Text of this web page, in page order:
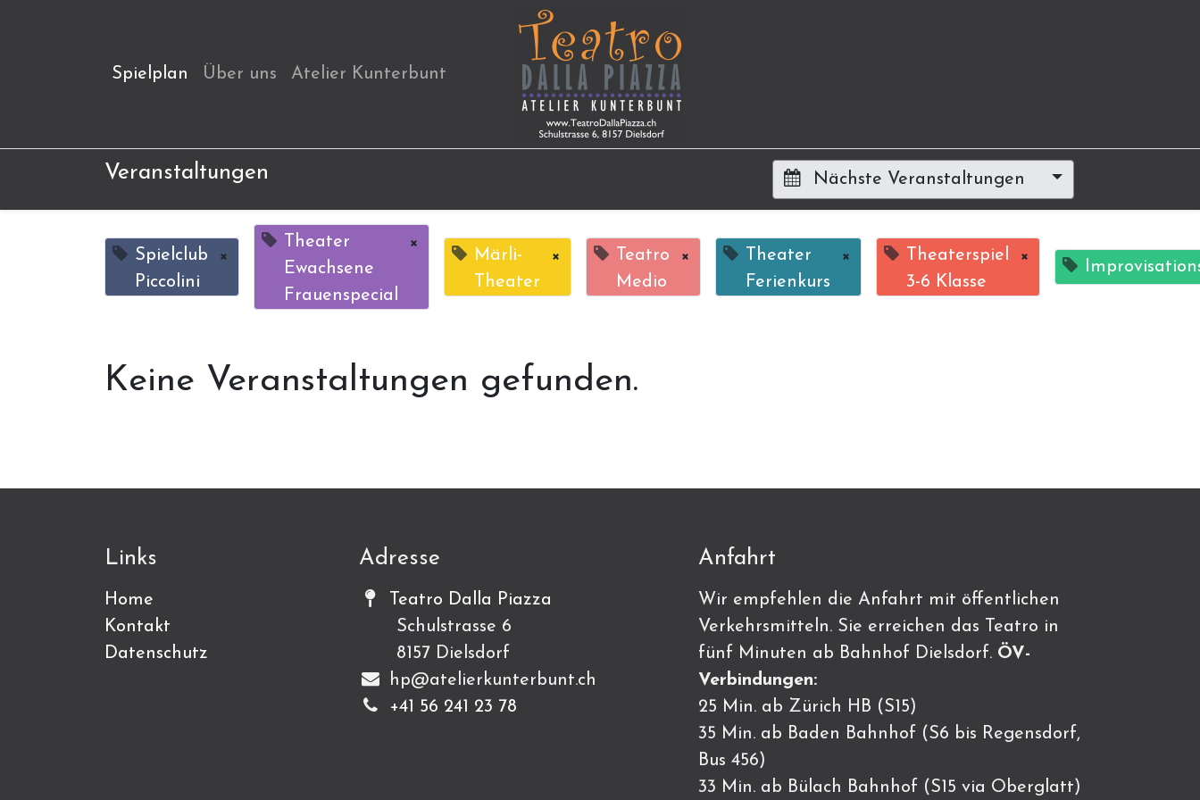
Spielplan Über uns Atelier Kunterbunt
Veranstaltungen Nächste Veranstaltungen
Spielclub
Piccolini
×
Theater
Ewachsene
Frauenspecial
×
Märli-
Theater
×
Teatro
Medio
×
Theater
Ferienkurs
×
Theaterspiel
3-6 Klasse
×
Keine Veranstaltungen gefunden.
Links
Home
Kontakt
Datenschutz
Adresse
Teatro Dalla Piazza
Schulstrasse 6
8157 Dielsdorf
hp@atelierkunterbunt.ch
+41 56 241 23 78
Anfahrt
Wir empfehlen die Anfahrt mit öffentlichen
Verkehrsmitteln. Sie erreichen das Teatro in
fünf Minuten ab Bahnhof Dielsdorf. ÖV-
Verbindungen:
25 Min. ab Zürich HB (S15)
35 Min. ab Baden Bahnhof (S6 bis Regensdorf,
Bus 456)
33 Min. ab Bülach Bahnhof (S15 via Oberglatt)